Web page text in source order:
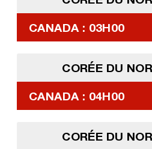
CANADA : 03H00
CORÉE DU
CANADA : 04H00
CORÉE DU